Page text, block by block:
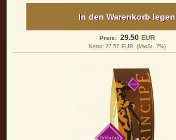
In den Warenkorb legen
Preis: 29.50 EUR
Netto: 27.57 EUR (MwSt. 7%)